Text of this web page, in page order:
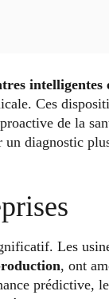
intelligentes
Ces
de la
un diagnostic
Les
, ont
prédictive,